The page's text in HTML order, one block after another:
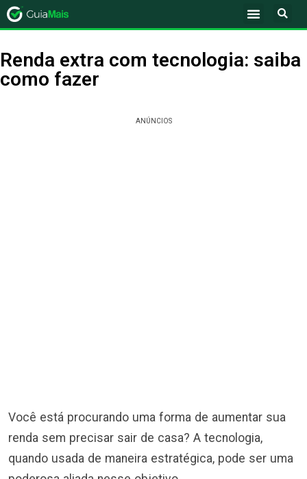
Renda extra com tecnologia: saiba
como fazer
ANÚNCIOS
Você está procurando uma forma de aumentar sua
renda sem precisar sair de casa? A tecnologia,
quando usada de maneira estratégica, pode ser uma